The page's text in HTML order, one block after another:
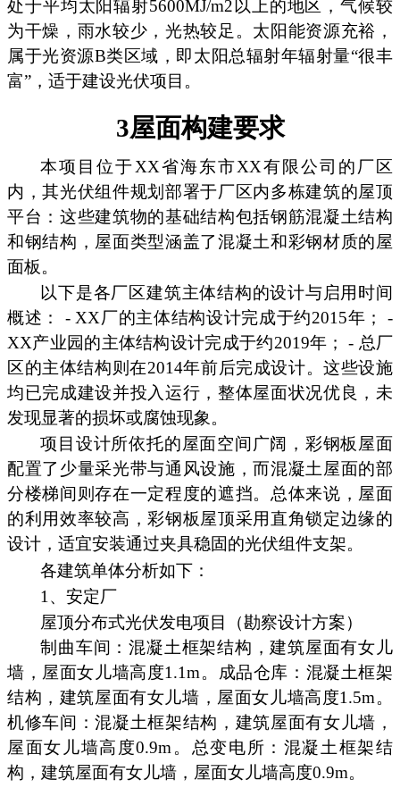
处于平均太阳辐射5600MJ/m2以上的地区，气候较
为干燥，雨水较少，光热较足。太阳能资源充裕，
属于光资源B类区域，即太阳总辐射年辐射量“很丰
富”，适于建设光伏项目。
3屋面构建要求
本项目位于XX省海东市XX有限公司的厂区
内，其光伏组件规划部署于厂区内多栋建筑的屋顶
平台：这些建筑物的基础结构包括钢筋混凝土结构
和钢结构，屋面类型涵盖了混凝土和彩钢材质的屋
面板。
以下是各厂区建筑主体结构的设计与启用时间
概述： - XX厂的主体结构设计完成于约2015年； -
XX产业园的主体结构设计完成于约2019年； - 总厂
区的主体结构则在2014年前后完成设计。这些设施
均已完成建设并投入运行，整体屋面状况优良，未
发现显著的损坏或腐蚀现象。
项目设计所依托的屋面空间广阔，彩钢板屋面
配置了少量采光带与通风设施，而混凝土屋面的部
分楼梯间则存在一定程度的遮挡。总体来说，屋面
的利用效率较高，彩钢板屋顶采用直角锁定边缘的
设计，适宜安装通过夹具稳固的光伏组件支架。
各建筑单体分析如下：
1、安定厂
屋顶分布式光伏发电项目（勘察设计方案）
制曲车间：混凝土框架结构，建筑屋面有女儿
墙，屋面女儿墙高度1.1m。成品仓库：混凝土框架
结构，建筑屋面有女儿墙，屋面女儿墙高度1.5m。
机修车间：混凝土框架结构，建筑屋面有女儿墙，
屋面女儿墙高度0.9m。总变电所：混凝土框架结
构，建筑屋面有女儿墙，屋面女儿墙高度0.9m。